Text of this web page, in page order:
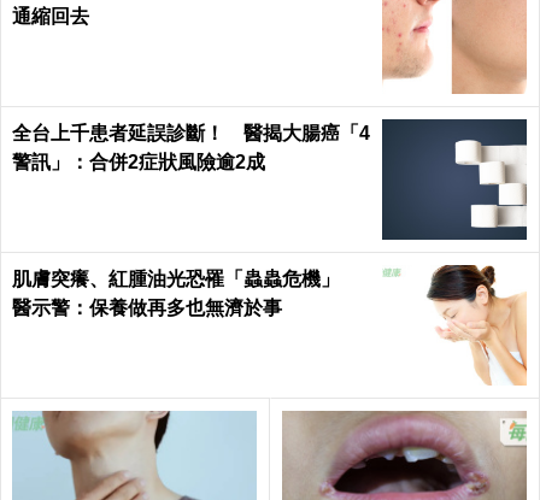
通縮回去
全台上千患者延誤診斷！ 醫揭大腸癌「4
警訊」：合併2症狀風險逾2成
肌膚突癢、紅腫油光恐罹「蟲蟲危機」
醫示警：保養做再多也無濟於事